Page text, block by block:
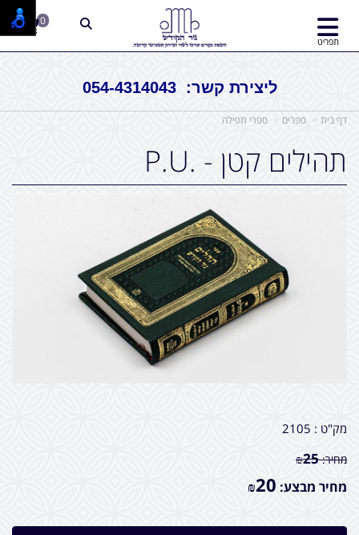
ליצירת קשר: 054-4314043
תפריט
0
דף בית ספרים ספרי תפילה
תהילים קטן - .P.U
מק"ט : 2105
מחיר: ₪25
מחיר מבצע: ₪20